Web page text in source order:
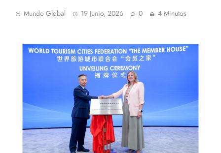
Mundo Global 19 Junio, 2026 0 4 Minutos